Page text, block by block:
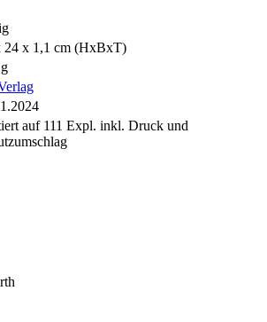
24 x 1,1 cm (HxBxT)
auf 111 Expl. inkl. Druck und